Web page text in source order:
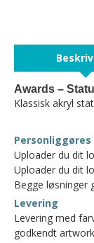
Awards –
Klassisk akryl
Uploader du dit
Uploader du dit
Begge løsninger
Levering
Levering med
godkendt